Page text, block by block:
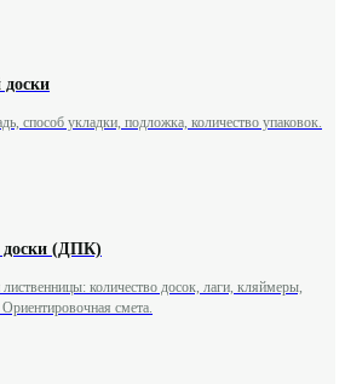
доски
способ укладки, подложка, количество упаковок.
доски (ДПК)
количество досок, лаги, кляймеры,
смета.